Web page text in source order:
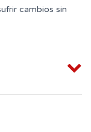
cambios sin